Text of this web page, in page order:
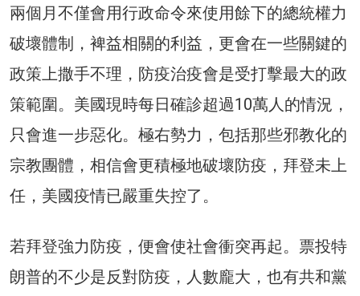
兩個月不僅會用行政命令來使用餘下的總統權力
破壞體制，裨益相關的利益，更會在一些關鍵的
政策上撒手不理，防疫治疫會是受打擊最大的政
策範圍。美國現時每日確診超過10萬人的情況，
只會進一步惡化。極右勢力，包括那些邪教化的
宗教團體，相信會更積極地破壞防疫，拜登未上
任，美國疫情已嚴重失控了。
若拜登強力防疫，便會使社會衝突再起。票投特
朗普的不少是反對防疫，人數龐大，也有共和黨